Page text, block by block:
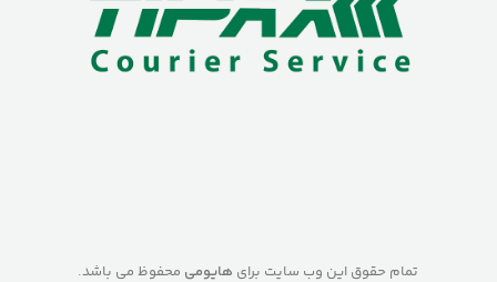
تمام حقوق این وب سایت برای هایومی محفوظ می باشد.